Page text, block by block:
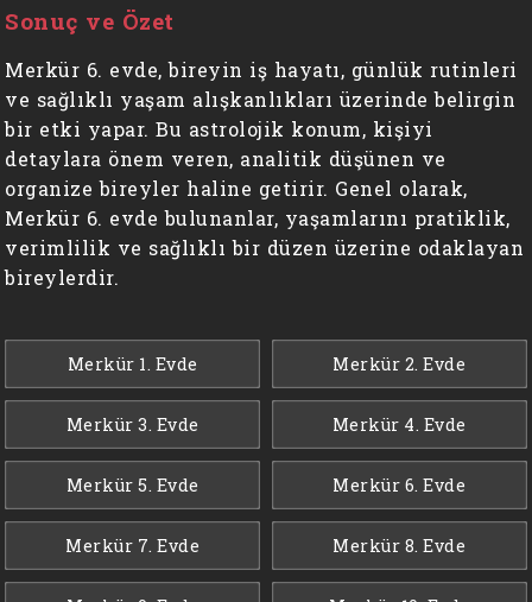
Sonuç ve Özet
Merkür 6. evde, bireyin iş hayatı, günlük rutinleri
ve sağlıklı yaşam alışkanlıkları üzerinde belirgin
bir etki yapar. Bu astrolojik konum, kişiyi
detaylara önem veren, analitik düşünen ve
organize bireyler haline getirir. Genel olarak,
Merkür 6. evde bulunanlar, yaşamlarını pratiklik,
verimlilik ve sağlıklı bir düzen üzerine odaklayan
bireylerdir.
Merkür 1. Evde Merkür 2. Evde
Merkür 3. Evde Merkür 4. Evde
Merkür 5. Evde Merkür 6. Evde
Merkür 7. Evde Merkür 8. Evde